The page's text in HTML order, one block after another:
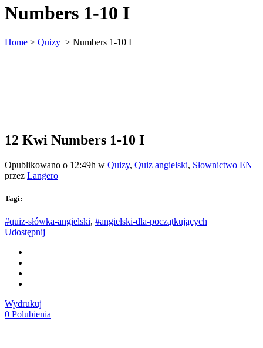
Numbers 1-10 I
Home > Quizy > Numbers 1-10 I
12 Kwi Numbers 1-10 I
Opublikowano o 12:49h w Quizy, Quiz angielski, Słownictwo EN
przez Langero
Tagi:
#quiz-słówka-angielski, #angielski-dla-początkujących
Udostępnij
Wydrukuj
0 Polubienia